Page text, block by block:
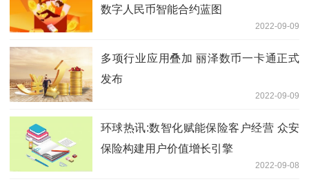
数字人民币智能合约蓝图
2022-09-09
多项行业应用叠加 丽泽数币一卡通正式
发布
2022-09-09
环球热讯:数智化赋能保险客户经营 众安
保险构建用户价值增长引擎
2022-09-08